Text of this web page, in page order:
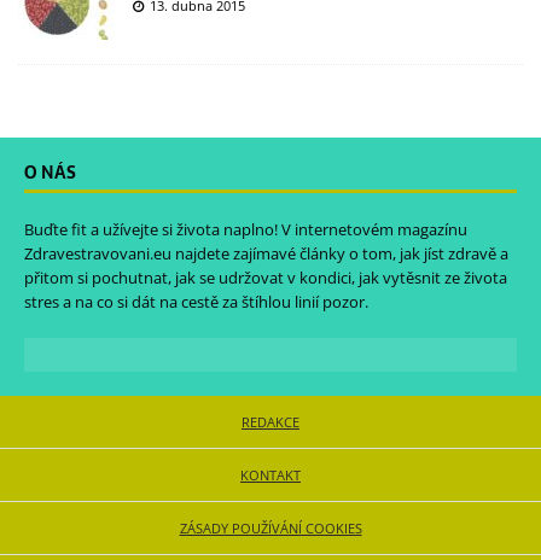
13. dubna 2015
O NÁS
Buďte fit a užívejte si života naplno! V internetovém magazínu
Zdravestravovani.eu najdete zajímavé články o tom, jak jíst zdravě a
přitom si pochutnat, jak se udržovat v kondici, jak vytěsnit ze života
stres a na co si dát na cestě za štíhlou linií pozor.
REDAKCE
KONTAKT
ZÁSADY POUŽÍVÁNÍ COOKIES